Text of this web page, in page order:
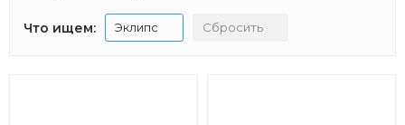
Что ищем: Эклипс Сбросить